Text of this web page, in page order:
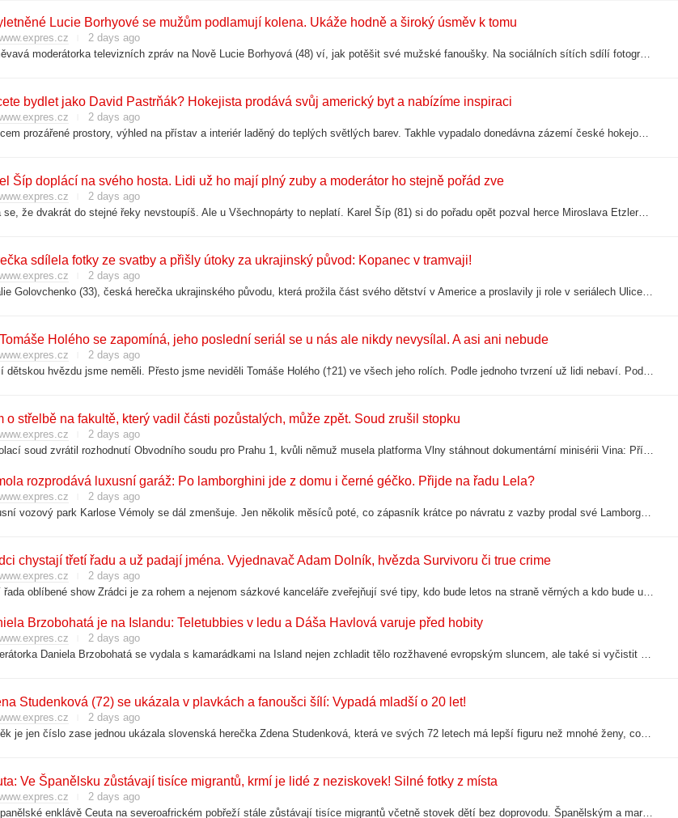
Lucie Borhyové se mužům podlamují kolena. Ukáže hodně a široký úsměv k tomu
2 days ago
Usměvavá moderátorka televizních zpráv na Nově Lucie Borhyová (48) ví, jak potěšit své mužské fanoušky. Na sociálních sítích sdílí fotografie z dovolené a navíc fandí fotbalu. Kdo by jí mohl odolat?
bydlet jako David Pastrňák? Hokejista prodává svůj americký byt a nabízíme inspiraci
2 days ago
Sluncem prozářené prostory, výhled na přístav a interiér laděný do teplých světlých barev. Takhle vypadalo donedávna zázemí české hokejové hvězdy Davida Pastrňáka (30) v Bostonu. Útočník týmu NHL Bruins teď svůj luxusní byt prodává za…
Šíp doplácí na svého hosta. Lidi už ho mají plný zuby a moderátor ho stejně pořád zve
2 days ago
Říká se, že dvakrát do stejné řeky nevstoupíš. Ale u Všechnopárty to neplatí. Karel Šíp (81) si do pořadu opět pozval herce Miroslava Etzlera (61). A někteří lidé už jsou na oba pěkně naštvaní.
sdílela fotky ze svatby a přišly útoky za ukrajinský původ: Kopanec v tramvaji!
2 days ago
Natalie Golovchenko (33), česká herečka ukrajinského původu, která prožila část svého dětství v Americe a proslavily ji role v seriálech Ulice a Zlatá labuť, překvapila fanoušky šťastnou novinkou ze svého soukromí. Stala se z ní vdaná paní…
Holého se zapomíná, jeho poslední seriál se u nás ale nikdy nevysílal. A asi ani nebude
2 days ago
Větší dětskou hvězdu jsme neměli. Přesto jsme neviděli Tomáše Holého (†21) ve všech jeho rolích. Podle jednoho tvrzení už lidi nebaví. Podle Česká televize jsou ale za vším právní kličky.
o střelbě na fakultě, který vadil části pozůstalých, může zpět. Soud zrušil stopku
2 days ago
Odvolací soud zvrátil rozhodnutí Obvodního soudu pro Prahu 1, kvůli němuž musela platforma Vlny stáhnout dokumentární minisérii Vina: Případ fakulta. Expres získal oficiální sdělení Městského soudu v Praze s přesným zněním klíčového výroku…
rozprodává luxusní garáž: Po lamborghini jde z domu i černé géčko. Přijde na řadu Lela?
2 days ago
Luxusní vozový park Karlose Vémoly se dál zmenšuje. Jen několik měsíců poté, co zápasník krátce po návratu z vazby prodal své Lamborghini Huracán Spyder, hledá nového majitele také jeho černý Mercedes-AMG G 63. Terminátor za něj požaduje…
chystají třetí řadu a už padají jména. Vyjednavač Adam Dolník, hvězda Survivoru či true crime
2 days ago
Třetí řada oblíbené show Zrádci je za rohem a nejenom sázkové kanceláře zveřejňují své tipy, kdo bude letos na straně věrných a kdo bude umět zradit. Ve jménech se předhánějí i fanoušci, přinášíme proto pár tipů, které dávají smysl a…
Brzobohatá je na Islandu: Teletubbies v ledu a Dáša Havlová varuje před hobity
2 days ago
Moderátorka Daniela Brzobohatá se vydala s kamarádkami na Island nejen zchladit tělo rozžhavené evropským sluncem, ale také si vyčistit hlavu po nedávném rozchodu s Ondřejem Brzobohatým. Z cesty sdílí krásné fotky, na kterých je znát její…
Studenková (72) se ukázala v plavkách a fanoušci šílí: Vypadá mladší o 20 let!
2 days ago
Že věk je jen číslo zase jednou ukázala slovenská herečka Zdena Studenková, která ve svých 72 letech má lepší figuru než mnohé ženy, co jsou o polovinu mladší. Studenková fanouškům ukázala, jak řádí v horkých dnech v bazénu a předvedla, že…
Ve Španělsku zůstávají tisíce migrantů, krmí je lidé z neziskovek! Silné fotky z místa
2 days ago
Ve španělské enklávě Ceuta na severoafrickém pobřeží stále zůstávají tisíce migrantů včetně stovek dětí bez doprovodu. Španělským a marockým úřadům se sice podařilo desítky tisíc lidí z masivní hraniční vlny z posledních dnů vrátit zpět.…